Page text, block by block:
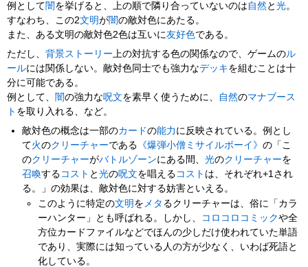
例として闇を挙げると、上の順で隣り合っていないのは 自然 と光。
すなわち、この2文明が闇の敵対色にあたる。
また、ある文明の敵対色2色は互いに友好色である。
ただし、背景ストーリー上の対抗する色の関係なので、ゲームのル
ールには関係しない。敵対色同士でも強力なデッキを組むことは十
分に可能である。
例として、 闇の強力な呪文を素早く使うために、 自然のマナブース
ト を取り入れる、など。
敵対色の概念は一部のカードの能力 に反映されている。例とし
て火のクリーチャーである 《爆弾小僧ミサイルボーイ》の「こ
のクリーチャーがバトルゾーンにある間、光のクリーチャーを
召喚する コスト と光の呪文を唱える コスト は、それぞれ+1され
る。」の効果は、敵対色に対する妨害といえる。
このように特定の文明 を メタ るクリーチャーは、俗に「カラ
ーハンター」とも呼ばれる。しかし、
コロコロコミックや全
方位カードファイルなどでほんの少しだけ使われていた単語
であり、実際には知っている人の方が少なく、いわば死語と
化している。